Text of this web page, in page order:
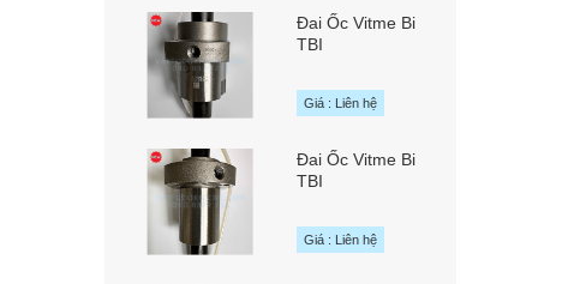
Đai Ốc Vitme Bi
TBI
/ SFYR01616A2D
chính hãng TBI
Giá : Liên hệ
Đai Ốc Vitme Bi
TBI
chính hãng TBI
MOTION Đài Loan
Giá : Liên hệ